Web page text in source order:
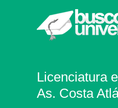
Licenciatura
As. Costa